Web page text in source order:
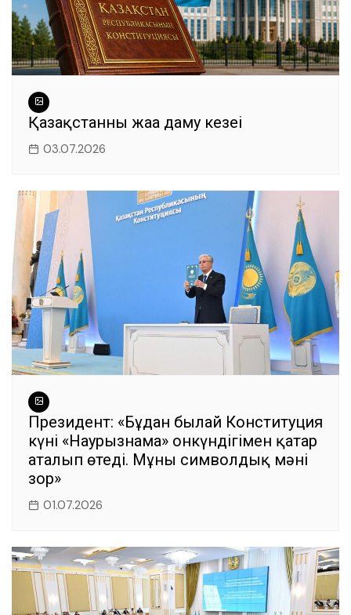
Қазақстанның жаңа даму кезеңі
03.07.2026
Президент: «Бұдан былай Конституция
күні «Наурызнама» онкүндігімен қатар
аталып өтеді. Мұның символдық мәні
зор»
01.07.2026